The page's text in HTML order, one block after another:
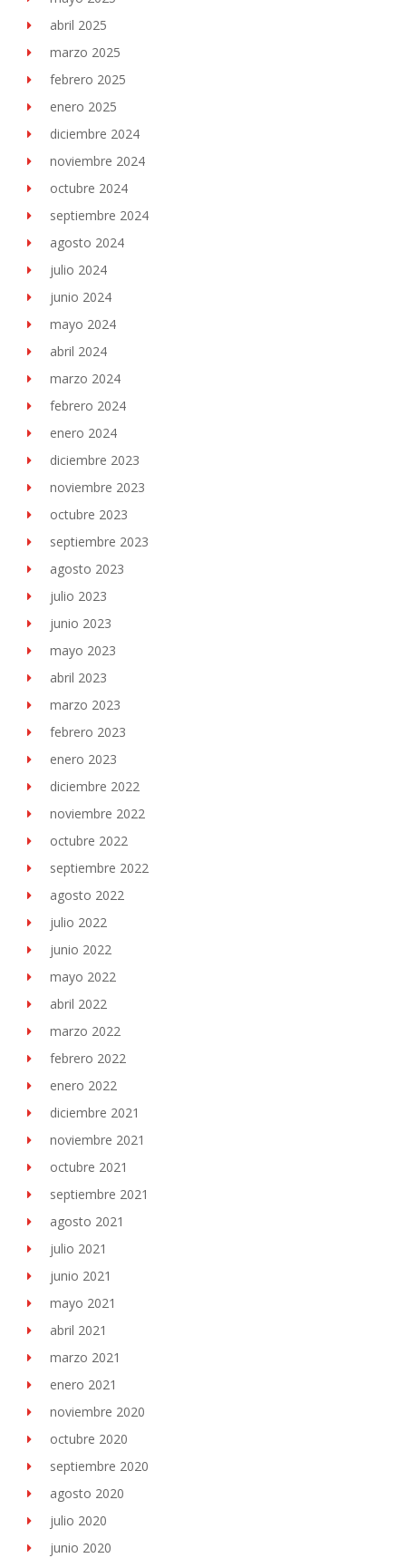
abril 2025
marzo 2025
febrero 2025
enero 2025
diciembre 2024
noviembre 2024
octubre 2024
septiembre 2024
agosto 2024
julio 2024
junio 2024
mayo 2024
abril 2024
marzo 2024
febrero 2024
enero 2024
diciembre 2023
noviembre 2023
octubre 2023
septiembre 2023
agosto 2023
julio 2023
junio 2023
mayo 2023
abril 2023
marzo 2023
febrero 2023
enero 2023
diciembre 2022
noviembre 2022
octubre 2022
septiembre 2022
agosto 2022
julio 2022
junio 2022
mayo 2022
abril 2022
marzo 2022
febrero 2022
enero 2022
diciembre 2021
noviembre 2021
octubre 2021
septiembre 2021
agosto 2021
julio 2021
junio 2021
mayo 2021
abril 2021
marzo 2021
enero 2021
noviembre 2020
octubre 2020
septiembre 2020
agosto 2020
julio 2020
junio 2020